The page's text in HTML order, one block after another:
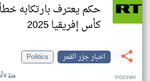
حكم يعترف بارتكابه
كأس إفريقيا 2025
اخبار جزر القمر
Politics
منذ ٧ أشهر PG03WV